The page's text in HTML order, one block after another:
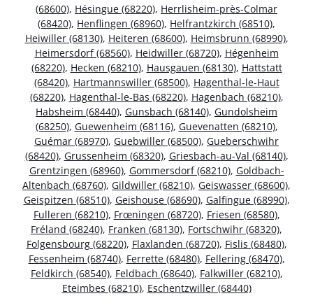
(68600), Hésingue (68220), Herrlisheim-près-Colmar
(68420), Henflingen (68960), Helfrantzkirch (68510),
Heiwiller (68130), Heiteren (68600), Heimsbrunn (68990),
Heimersdorf (68560), Heidwiller (68720), Hégenheim
(68220), Hecken (68210), Hausgauen (68130), Hattstatt
(68420), Hartmannswiller (68500), Hagenthal-le-Haut
(68220), Hagenthal-le-Bas (68220), Hagenbach (68210),
Habsheim (68440), Gunsbach (68140), Gundolsheim
(68250), Guewenheim (68116), Guevenatten (68210),
Guémar (68970), Guebwiller (68500), Gueberschwihr
(68420), Grussenheim (68320), Griesbach-au-Val (68140),
Grentzingen (68960), Gommersdorf (68210), Goldbach-
Altenbach (68760), Gildwiller (68210), Geiswasser (68600),
Geispitzen (68510), Geishouse (68690), Galfingue (68990),
Fulleren (68210), Frœningen (68720), Friesen (68580),
Fréland (68240), Franken (68130), Fortschwihr (68320),
Folgensbourg (68220), Flaxlanden (68720), Fislis (68480),
Fessenheim (68740), Ferrette (68480), Fellering (68470),
Feldkirch (68540), Feldbach (68640), Falkwiller (68210),
Eteimbes (68210), Eschentzwiller (68440)